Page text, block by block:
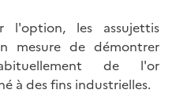
l'option, les assujettis
mesure de démontrer
de l'or
à des fins industrielles.